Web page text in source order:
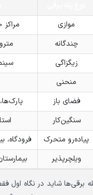
موازی
مراکز
چندگانه
زیگزاگی
منحنی
فضای باز
سنگین‌کار
پیاده‌رو متحرک
فرودگاه،
ویلچرپذیر
برقی‌ها شاید در نگاه اول